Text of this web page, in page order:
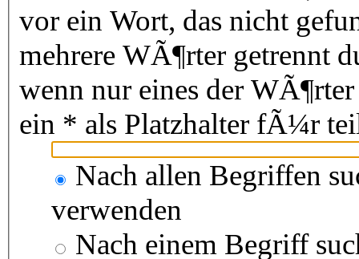
vor ein Wort, das nicht
mehrere WÃ¶rter getrennt
wenn nur eines der
ein * als Platzhalter fÃ¼r
Nach allen Begriffen
verwenden
Nach einem Begriff